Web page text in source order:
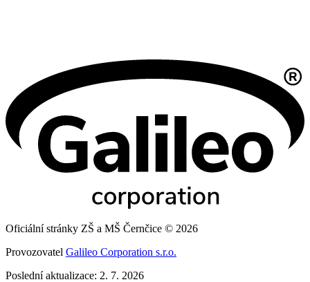
Oficiální stránky ZŠ a MŠ Černčice © 2026
Provozovatel Galileo Corporation s.r.o.
Poslední aktualizace: 2. 7. 2026